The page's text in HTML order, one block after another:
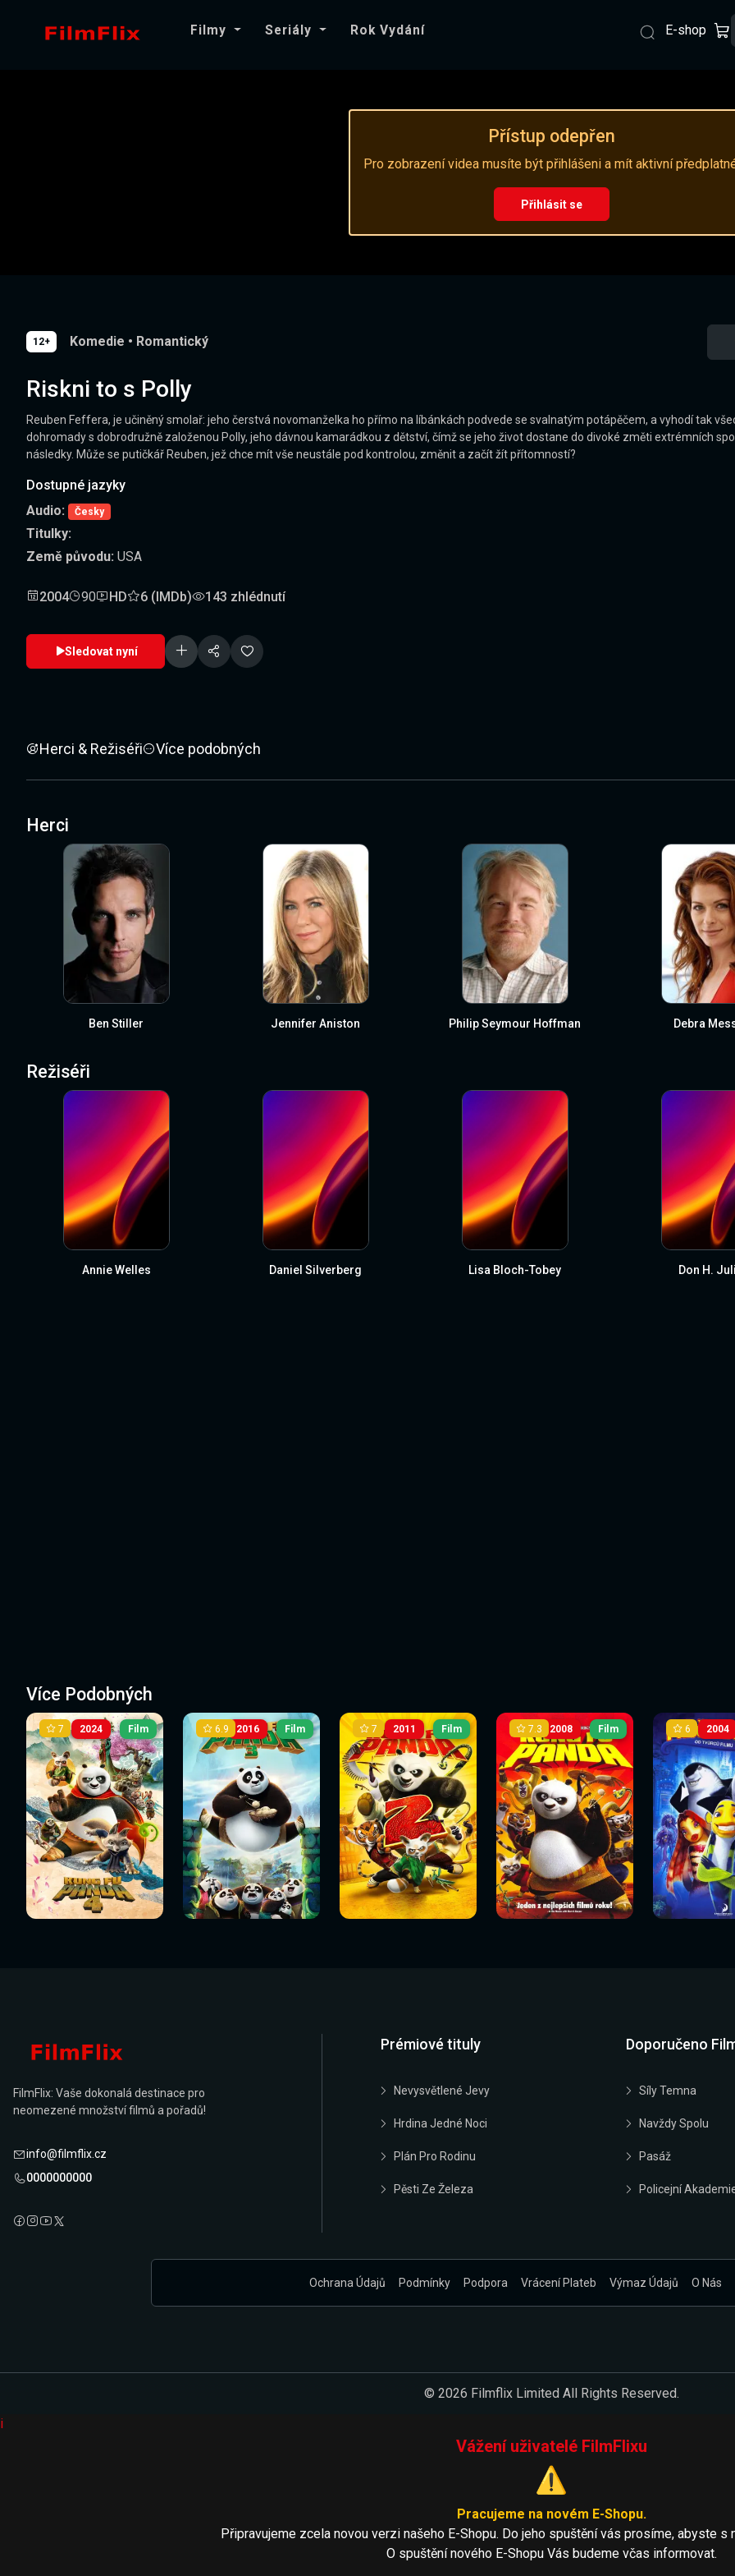
Filmy Seriály Rok Vydání E-shop
Přístup odepřen
Pro zobrazení videa musíte být přihlášeni a mít aktivní
Přihlásit se
12+ Komedie • Romantický
Riskni to s Polly
Reuben Feffera, je učiněný smolař: jeho čerstvá novomanželka ho přímo na líbánkách podvede se svalnatým potápěčem, a vyhodí tak
dohromady s dobrodružně založenou Polly, jeho dávnou kamarádkou z dětství, čímž se jeho život dostane do divoké změti extrémních
následky. Může se putičkář Reuben, jež chce mít vše neustále pod kontrolou, změnit a začít žít přítomností?
Dostupné jazyky
Audio:
Česky
Titulky:
Země původu: USA
2004 90 HD 6 (IMDb) 143 zhlédnutí
Sledovat nyní
Herci & Režiséři Více podobných
Herci
Ben Stiller Jennifer Aniston Philip Seymour Hoffman Debra
Režiséři
Annie Welles Daniel Silverberg Lisa Bloch-Tobey Don H.
Více Podobných
2024
Sledovat
nyní
7 Film
Sledovat nyní
2016
Sledovat
nyní
6.9 Film
Sledovat nyní
2011
Sledovat
nyní
7 Film
Sledovat nyní
2008
Sledovat
nyní
7.3 Film
Sledovat nyní
2004
Sledovat
nyní
6
Sledovat
FilmFlix: Vaše dokonalá destinace pro
neomezené množství filmů a pořadů!
info@filmflix.cz
0000000000
Prémiové tituly
Nevysvětlené Jevy
Hrdina Jedné Noci
Plán Pro Rodinu
Pěsti Ze Železa
Doporučeno
Síly Temna
Navždy Spolu
Pasáž
Policejní
Ochrana Údajů Podmínky Podpora Vrácení Plateb Výmaz Údajů O Nás
© 2026 Filmflix Limited All Rights Reserved.
i
Vážení uživatelé FilmFlixu
⚠️
Pracujeme na novém E-Shopu.
Připravujeme zcela novou verzi našeho E-Shopu. Do jeho spuštění vás prosíme, abyste s
O spuštění nového E-Shopu Vás budeme včas informovat.